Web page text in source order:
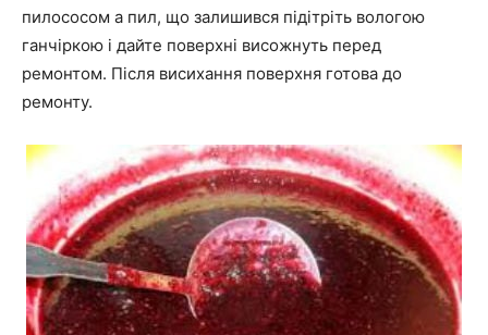
пилососом а пил, що залишився підітріть вологою
ганчіркою і дайте поверхні висожнуть перед
ремонтом. Після висихання поверхня готова до
ремонту.